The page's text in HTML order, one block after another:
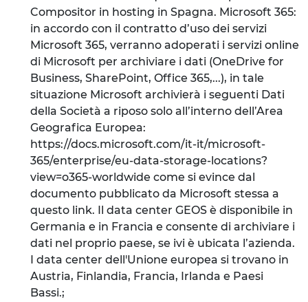
Compositor in hosting in Spagna. Microsoft 365:
in accordo con il contratto d’uso dei servizi
Microsoft 365, verranno adoperati i servizi online
di Microsoft per archiviare i dati (OneDrive for
Business, SharePoint, Office 365,...), in tale
situazione Microsoft archivierà i seguenti Dati
della Società a riposo solo all’interno dell’Area
Geografica Europea:
https://docs.microsoft.com/it-it/microsoft-
365/enterprise/eu-data-storage-locations?
view=o365-worldwide come si evince dal
documento pubblicato da Microsoft stessa a
questo link. Il data center GEOS è disponibile in
Germania e in Francia e consente di archiviare i
dati nel proprio paese, se ivi è ubicata l’azienda.
I data center dell'Unione europea si trovano in
Austria, Finlandia, Francia, Irlanda e Paesi
Bassi.;